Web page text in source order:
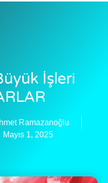
İşleri
Ramazanoğlu
Mayıs 1, 2025